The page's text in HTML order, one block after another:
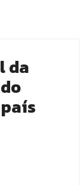
da